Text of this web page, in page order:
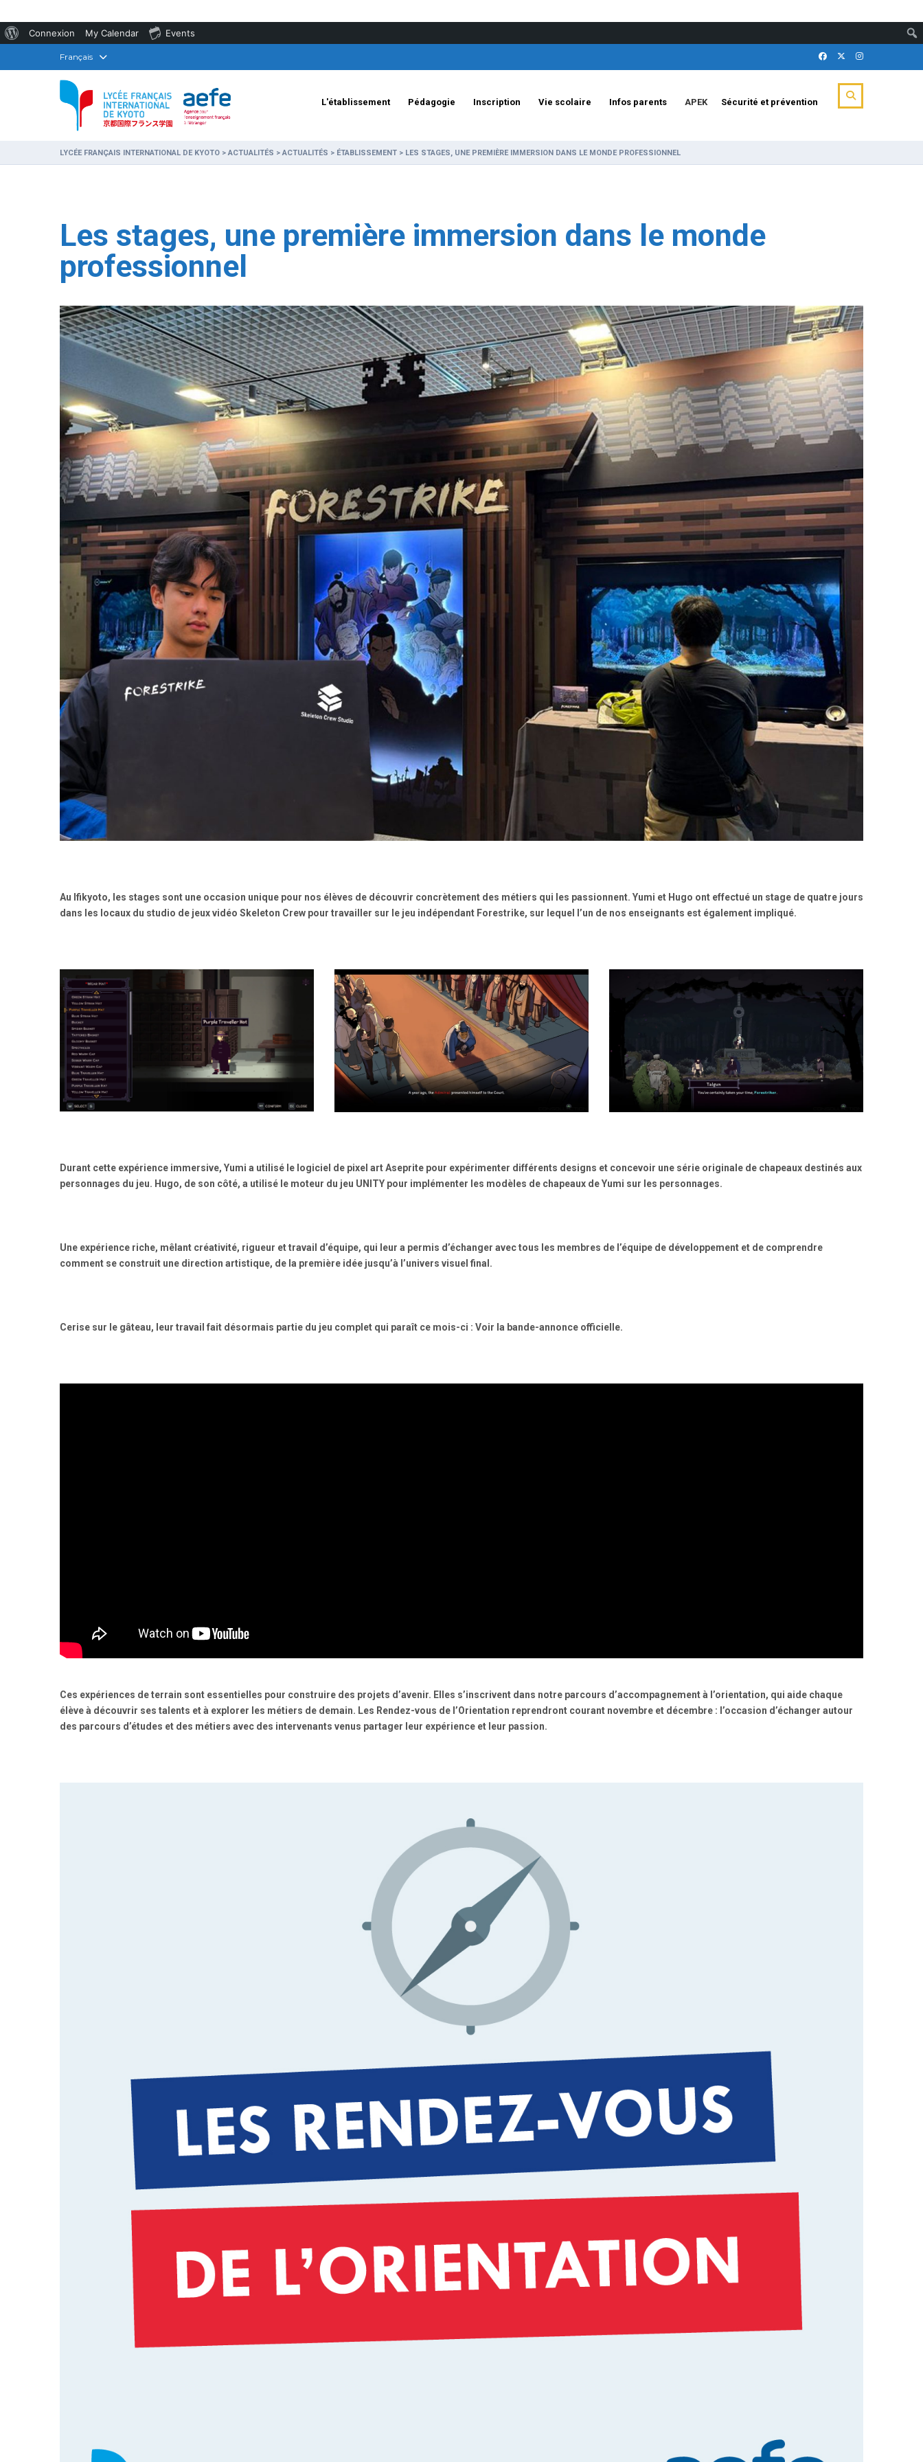
WordPress
Connexion My Calendar Events
Français
L'établissement Pédagogie Inscription Vie scolaire Infos parents APEK Sécurité et prévention
LYCÉE FRANÇAIS INTERNATIONAL DE KYOTO >ACTUALITÉS >ACTUALITÉS > ÉTABLISSEMENT > LES STAGES, UNE PREMIÈRE IMMERSION DANS LE MONDE PROFESSIONNEL
Les stages, une première immersion dans le monde
professionnel
Au lfikyoto, les stages sont une occasion unique pour nos élèves de découvrir concrètement des métiers qui les passionnent. Yumi et Hugo ont effectué un stage de quatre jours
dans les locaux du studio de jeux vidéo Skeleton Crew pour travailler sur le jeu indépendant Forestrike, sur lequel l’un de nos enseignants est également impliqué.
Durant cette expérience immersive, Yumi a utilisé le logiciel de pixel art Aseprite pour expérimenter différents designs et concevoir une série originale de chapeaux destinés aux
personnages du jeu. Hugo, de son côté, a utilisé le moteur du jeu UNITY pour implémenter les modèles de chapeaux de Yumi sur les personnages.
Une expérience riche, mêlant créativité, rigueur et travail d’équipe, qui leur a permis d’échanger avec tous les membres de l’équipe de développement et de comprendre
comment se construit une direction artistique, de la première idée jusqu’à l’univers visuel final.
Cerise sur le gâteau, leur travail fait désormais partie du jeu complet qui paraît ce mois-ci : Voir la bande-annonce officielle.
Ces expériences de terrain sont essentielles pour construire des projets d’avenir. Elles s’inscrivent dans notre parcours d’accompagnement à l’orientation, qui aide chaque
élève à découvrir ses talents et à explorer les métiers de demain. Les Rendez-vous de l’Orientation reprendront courant novembre et décembre : l’occasion d’échanger autour
des parcours d’études et des métiers avec des intervenants venus partager leur expérience et leur passion.